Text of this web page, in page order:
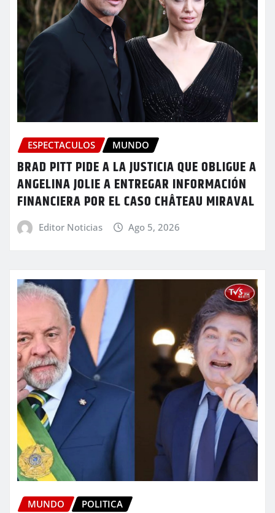
ESPECTACULOS MUNDO
BRAD PITT PIDE A LA JUSTICIA QUE OBLIGUE A
ANGELINA JOLIE A ENTREGAR INFORMACIÓN
FINANCIERA POR EL CASO CHÂTEAU MIRAVAL
Editor Noticias Ago 5, 2026
MUNDO POLITICA